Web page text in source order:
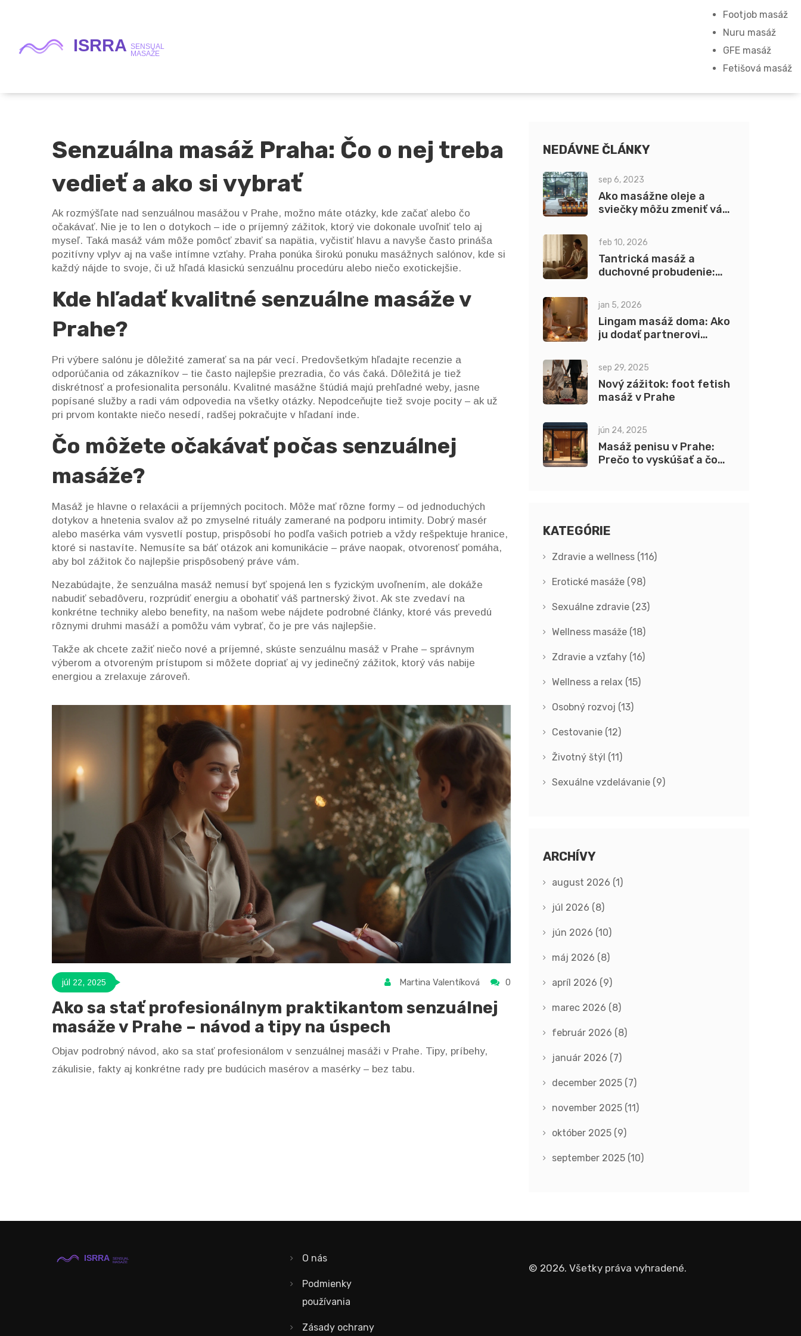
Footjob masáž
Nuru masáž
GFE masáž
Fetišová masáž
Senzuálna masáž Praha: Čo o nej treba
vedieť a ako si vybrať
Ak rozmýšľate nad senzuálnou masážou v Prahe, možno máte otázky, kde začať alebo čo
očakávať. Nie je to len o dotykoch – ide o príjemný zážitok, ktorý vie dokonale uvoľniť telo aj
myseľ. Taká masáž vám môže pomôcť zbaviť sa napätia, vyčistiť hlavu a navyše často prináša
pozitívny vplyv aj na vaše intímne vzťahy. Praha ponúka širokú ponuku masážnych salónov, kde si
každý nájde to svoje, či už hľadá klasickú senzuálnu procedúru alebo niečo exotickejšie.
Kde hľadať kvalitné senzuálne masáže v
Prahe?
Pri výbere salónu je dôležité zamerať sa na pár vecí. Predovšetkým hľadajte recenzie a
odporúčania od zákazníkov – tie často najlepšie prezradia, čo vás čaká. Dôležitá je tiež
diskrétnosť a profesionalita personálu. Kvalitné masážne štúdiá majú prehľadné weby, jasne
popísané služby a radi vám odpovedia na všetky otázky. Nepodceňujte tiež svoje pocity – ak už
pri prvom kontakte niečo nesedí, radšej pokračujte v hľadaní inde.
Čo môžete očakávať počas senzuálnej
masáže?
Masáž je hlavne o relaxácii a príjemných pocitoch. Môže mať rôzne formy – od jednoduchých
dotykov a hnetenia svalov až po zmyselné rituály zamerané na podporu intimity. Dobrý masér
alebo masérka vám vysvetlí postup, prispôsobí ho podľa vašich potrieb a vždy rešpektuje hranice,
ktoré si nastavíte. Nemusíte sa báť otázok ani komunikácie – práve naopak, otvorenosť pomáha,
aby bol zážitok čo najlepšie prispôsobený práve vám.
Nezabúdajte, že senzuálna masáž nemusí byť spojená len s fyzickým uvoľnením, ale dokáže
nabudiť sebadôveru, rozprúdiť energiu a obohatiť váš partnerský život. Ak ste zvedaví na
konkrétne techniky alebo benefity, na našom webe nájdete podrobné články, ktoré vás prevedú
rôznymi druhmi masáží a pomôžu vám vybrať, čo je pre vás najlepšie.
Takže ak chcete zažiť niečo nové a príjemné, skúste senzuálnu masáž v Prahe – správnym
výberom a otvoreným prístupom si môžete dopriať aj vy jedinečný zážitok, ktorý vás nabije
energiou a zrelaxuje zároveň.
júl 22, 2025 Martina Valentíková 0
Ako sa stať profesionálnym praktikantom senzuálnej
masáže v Prahe – návod a tipy na úspech
Objav podrobný návod, ako sa stať profesionálom v senzuálnej masáži v Prahe. Tipy, príbehy,
zákulisie, fakty aj konkrétne rady pre budúcich masérov a masérky – bez tabu.
NEDÁVNE ČLÁNKY
sep 6, 2023
Ako masážne oleje a
sviečky môžu zmeniť váš
feb 10, 2026
Tantrická masáž a
duchovné probudenie:
bezpečne
jan 5, 2026
Lingam masáž doma: Ako
ju dodať partnerovi
sep 29, 2025
Nový zážitok: foot fetish
masáž v Prahe
jún 24, 2025
Masáž penisu v Prahe:
Prečo to vyskúšať a čo
KATEGÓRIE
Zdravie a wellness (116)
Erotické masáže (98)
Sexuálne zdravie (23)
Wellness masáže (18)
Zdravie a vzťahy (16)
Wellness a relax (15)
Osobný rozvoj (13)
Cestovanie (12)
Životný štýl (11)
Sexuálne vzdelávanie (9)
ARCHÍVY
august 2026 (1)
júl 2026 (8)
jún 2026 (10)
máj 2026 (8)
apríl 2026 (9)
marec 2026 (8)
február 2026 (8)
január 2026 (7)
december 2025 (7)
november 2025 (11)
október 2025 (9)
september 2025 (10)
O nás
Podmienky
používania
Zásady ochrany
© 2026. Všetky práva vyhradené.